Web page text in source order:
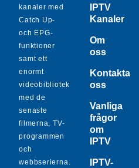
kanaler med
Catch Up-
och EPG-
funktioner
samt ett
enormt
videobibliotek
med de
senaste
filmerna, TV-
programmen
och
webbserierna.
IPTV
Kanaler
Om
oss
Kontakta
oss
Vanliga
frågor
om
IPTV
IPTV-